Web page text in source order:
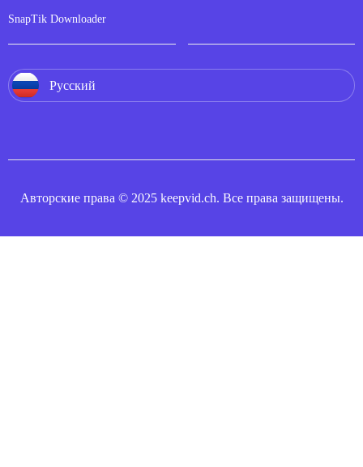
SnapTik Downloader
Русский
Авторские права © 2025 keepvid.ch. Все права защищены.